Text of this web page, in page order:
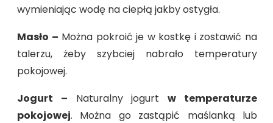
wymieniając wodę na ciepłą jakby ostygła.
Masło – Można pokroić je w kostkę i zostawić na
talerzu, żeby szybciej nabrało temperatury
pokojowej.
Jogurt – Naturalny jogurtw temperaturze
pokojowej. Można go zastąpić maślanką lub